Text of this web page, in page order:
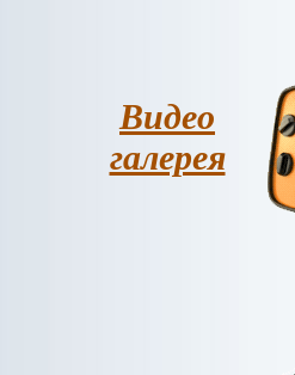
Видео
галерея